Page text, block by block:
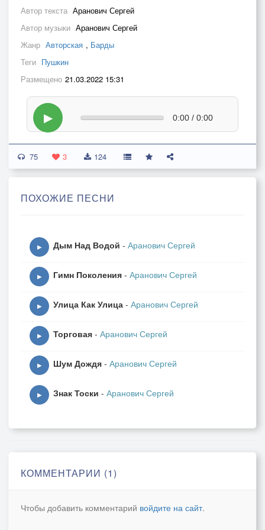
Автор текста Аранович Сергей
Автор музыки Аранович Сергей
Жанр Авторская , Барды
Теги Пушкин
Размещено 21.03.2022 15:31
▶ 0:00 / 0:00
75 3 124
ПОХОЖИЕ ПЕСНИ
▶ Дым Над Водой - Аранович Сергей
▶ Гимн Поколения - Аранович Сергей
▶ Улица Как Улица - Аранович Сергей
▶ Торговая - Аранович Сергей
▶ Шум Дождя - Аранович Сергей
▶ Знак Тоски - Аранович Сергей
КОММЕНТАРИИ (1)
Чтобы добавить комментарий войдите на сайт.